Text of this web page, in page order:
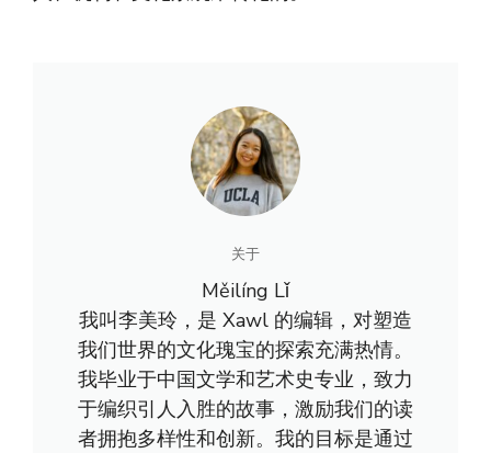
关于
Měilíng Lǐ
我叫李美玲，是 Xawl 的编辑，对塑造
我们世界的文化瑰宝的探索充满热情。
我毕业于中国文学和艺术史专业，致力
于编织引人入胜的故事，激励我们的读
者拥抱多样性和创新。我的目标是通过